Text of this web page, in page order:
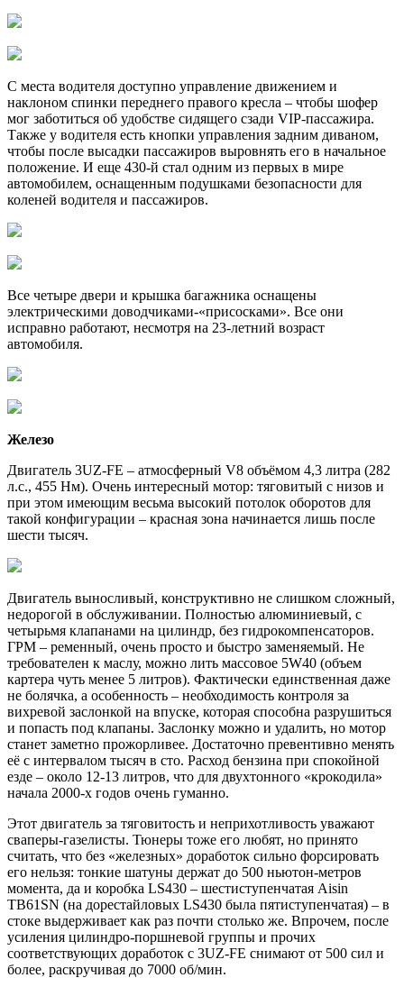
С места водителя доступно управление движением и
наклоном спинки переднего правого кресла – чтобы шофер
мог заботиться об удобстве сидящего сзади VIP-пассажира.
Также у водителя есть кнопки управления задним диваном,
чтобы после высадки пассажиров выровнять его в начальное
положение. И еще 430-й стал одним из первых в мире
автомобилем, оснащенным подушками безопасности для
коленей водителя и пассажиров.
Все четыре двери и крышка багажника оснащены
электрическими доводчиками-«присосками». Все они
исправно работают, несмотря на 23-летний возраст
автомобиля.
Железо
​Двигатель 3UZ-FE – атмосферный V8 объёмом 4,3 литра (282
л.с., 455 Нм). Очень интересный мотор: тяговитый с низов и
при этом имеющим весьма высокий потолок оборотов для
такой конфигурации – красная зона начинается лишь после
шести тысяч.
Двигатель выносливый, конструктивно не слишком сложный,
недорогой в обслуживании. Полностью алюминиевый, с
четырьмя клапанами на цилиндр, без гидрокомпенсаторов.
ГРМ – ременный, очень просто и быстро заменяемый. Не
требователен к маслу, можно лить массовое 5W40 (объем
картера чуть менее 5 литров). Фактически единственная даже
не болячка, а особенность – необходимость контроля за
вихревой заслонкой на впуске, которая способна разрушиться
и попасть под клапаны. Заслонку можно и удалить, но мотор
станет заметно прожорливее. Достаточно превентивно менять
её с интервалом тысяч в сто. Расход бензина при спокойной
езде – около 12-13 литров, что для двухтонного «крокодила»
начала 2000-х годов очень гуманно.
Этот двигатель за тяговитость и неприхотливость уважают
сваперы-газелисты. Тюнеры тоже его любят, но принято
считать, что без «железных» доработок сильно форсировать
его нельзя: тонкие шатуны держат до 500 ньютон-метров
момента, да и коробка LS430 – шестиступенчатая Aisin
TB61SN (на дорестайловых LS430 была пятиступенчатая) – в
стоке выдерживает как раз почти столько же. Впрочем, после
усиления цилиндро-поршневой группы и прочих
соответствующих доработок с 3UZ-FE снимают от 500 сил и
более, раскручивая до 7000 об/мин.